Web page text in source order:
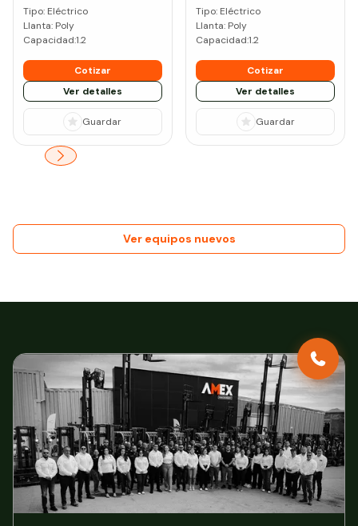
Tipo: Eléctrico
Llanta: Poly
Capacidad:1.2
Cotizar
Ver detalles
Guardar
Tipo: Eléctrico
Llanta: Poly
Capacidad:1.2
Cotizar
Ver detalles
Guardar
Ver equipos nuevos